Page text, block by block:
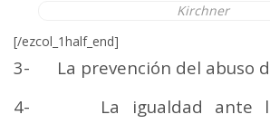
Kirchner
[/ezcol_1half_end]
3- La prevención del abuso
4- La igualdad ante